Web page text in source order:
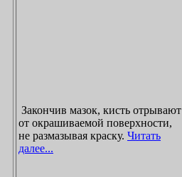
Закончив мазок, кисть отрывают
от окрашиваемой поверхности,
не размазывая краску. Читать
далее...